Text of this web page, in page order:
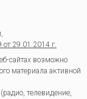
29.01.2014 г.
сайтах возможно
материала активной
телевидение,